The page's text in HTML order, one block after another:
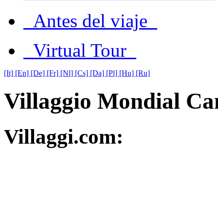
Antes del viaje
Virtual Tour
[It] [En] [De] [Fr] [Nl] [Cs] [Da] [Pl] [Hu] [Ru]
Villaggio Mondial
Villaggi.com: